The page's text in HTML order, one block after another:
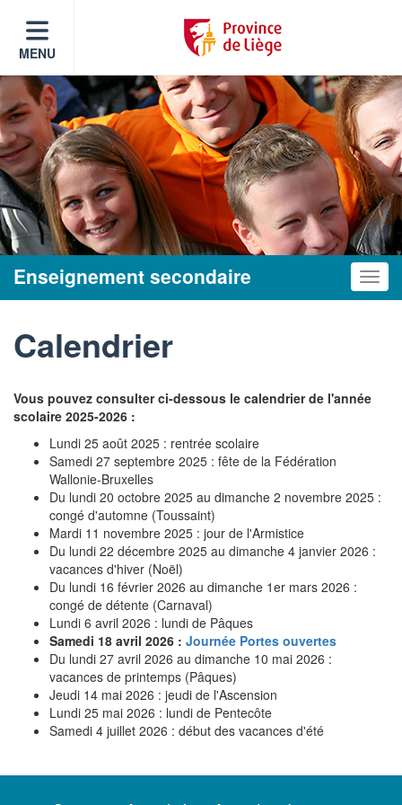
MENU
Enseignement secondaire
Calendrier
Vous pouvez consulter ci-dessous le calendrier de l'année
scolaire 2025-2026 :
Lundi 25 août 2025 : rentrée scolaire
Samedi 27 septembre 2025 : fête de la Fédération
Wallonie-Bruxelles
Du lundi 20 octobre 2025 au dimanche 2 novembre 2025 :
congé d'automne (Toussaint)
Mardi 11 novembre 2025 : jour de l'Armistice
Du lundi 22 décembre 2025 au dimanche 4 janvier 2026 :
vacances d'hiver (Noël)
Du lundi 16 février 2026 au dimanche 1er mars 2026 :
congé de détente (Carnaval)
Lundi 6 avril 2026 : lundi de Pâques
Samedi 18 avril 2026 : Journée Portes ouvertes
Du lundi 27 avril 2026 au dimanche 10 mai 2026 :
vacances de printemps (Pâques)
Jeudi 14 mai 2026 : jeudi de l'Ascension
Lundi 25 mai 2026 : lundi de Pentecôte
Samedi 4 juillet 2026 : début des vacances d'été